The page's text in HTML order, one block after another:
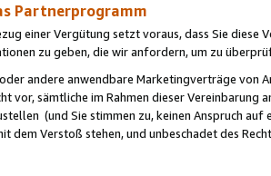
Partnerprogramm
einer Vergütung setzt voraus, dass Sie diese
zu geben, die wir anfordern, um zu
andere anwendbare Marketingverträge
vor, sämtliche im Rahmen dieser
(und Sie stimmen zu, keinen Anspruch
Verstoß stehen, und unbeschadet des